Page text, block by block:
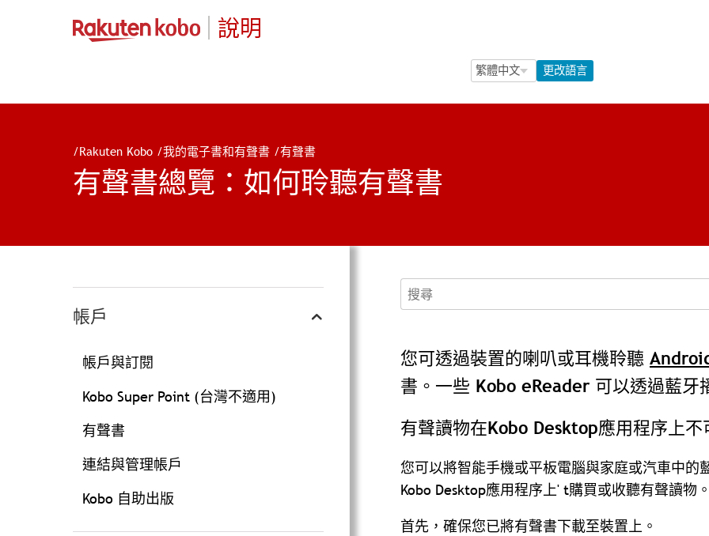
說明
Language Selection
Language Selection
更改語言
/Rakuten Kobo /我的電子書和有聲書 /有聲書
有聲書總覽：如何聆聽有聲書
帳戶
帳戶與訂閱
Kobo Super Point (台灣不適用)
有聲書
連結與管理帳戶
Kobo 自助出版
搜尋
您可透過裝置的喇叭或耳機聆聽
書。一些 Kobo eReader 可以透過藍牙
有聲讀物在Kobo Desktop應用程序上不
您可以將智能手機或平板電腦與家庭或汽車中的
Kobo Desktop應用程序上' t購買或收聽有聲讀物。
首先，確保您已將有聲書下載至裝置上。